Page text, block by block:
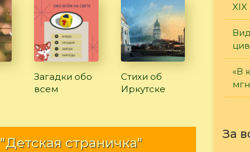
Загадки обо
всем
Стихи об
Иркутске
страничка"
XIX
«В
За